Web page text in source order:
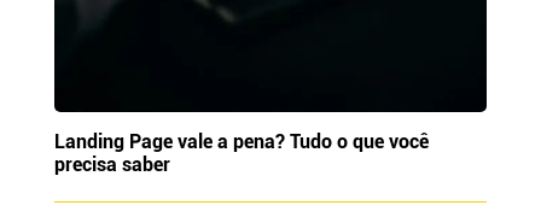
Landing Page vale a pena? Tudo o que você
precisa saber